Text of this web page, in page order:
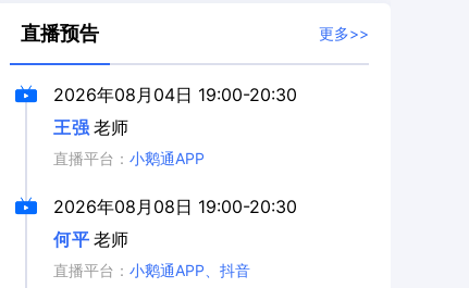
直播预告 更多>>
2026年08月04日 19:00-20:30
王强 老师
直播平台： 小鹅通APP
2026年08月08日 19:00-20:30
何平 老师
直播平台： 小鹅通APP、抖音